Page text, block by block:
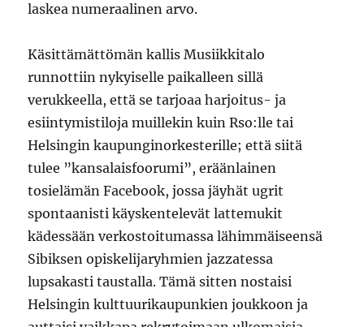
laskea numeraalinen arvo.
Käsittämättömän kallis Musiikkitalo
runnottiin nykyiselle paikalleen sillä
verukkeella, että se tarjoaa harjoitus- ja
esiintymistiloja muillekin kuin Rso:lle tai
Helsingin kaupunginorkesterille; että siitä
tulee ”kansalaisfoorumi”, eräänlainen
tosielämän Facebook, jossa jäyhät ugrit
spontaanisti käyskentelevät lattemukit
kädessään verkostoitumassa lähimmäiseensä
Sibiksen opiskelijaryhmien jazzatessa
lupsakasti taustalla. Tämä sitten nostaisi
Helsingin kulttuurikaupunkien joukkoon ja